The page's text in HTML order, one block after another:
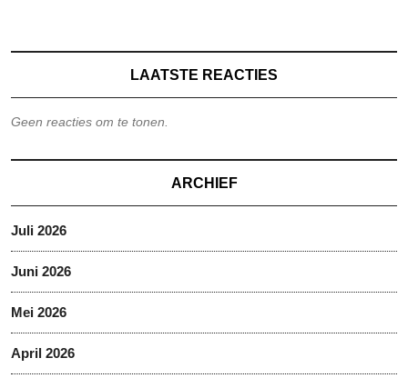
LAATSTE REACTIES
Geen reacties om te tonen.
ARCHIEF
Juli 2026
Juni 2026
Mei 2026
April 2026